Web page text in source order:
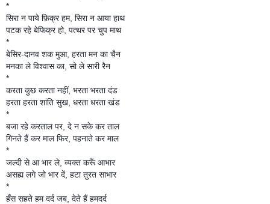
*
सिरा न पाये फ़िक्र हम, सिरा न आया हाथ
पटक रहे बेफिक्र हो, पत्थर पर चुप माथ
*
बेसिर-दानव शक मुआ, हरता मन का चैन
मनका ले विश्वास का, सो ले सारी रैन
*
करता कुछ करता नहीं, भरता भरता दंड
हरता हरता शांति सुख, धरता धरता खंड
*
बजा रहे करताल पर, दे न सके कर ताल
गिनते हैं कर माल फिर, पहनाते कर माल
*
जल्दी से आ भार ले, व्यक्त करूँ आभार
असह्य लगे जो भार दें, हटा तुरत साभार
*
हँस सहते हम दर्द जब, देते हैं हमदर्द